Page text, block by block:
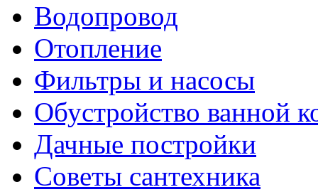
Водопровод
Отопление
Фильтры и насосы
Обустройство ванной
Дачные постройки
Советы сантехника